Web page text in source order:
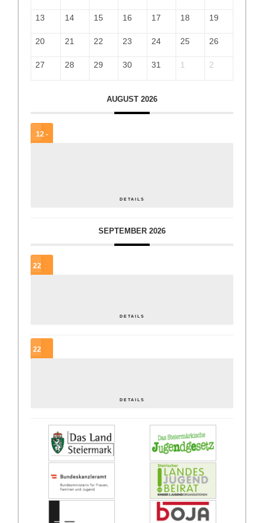
13 14 15 16 17 18 19
20 21 22 23 24 25 26
27 28 29 30 31 1 2
AUGUST 2026
12 -
DETAILS
SEPTEMBER 2026
22
DETAILS
22
DETAILS